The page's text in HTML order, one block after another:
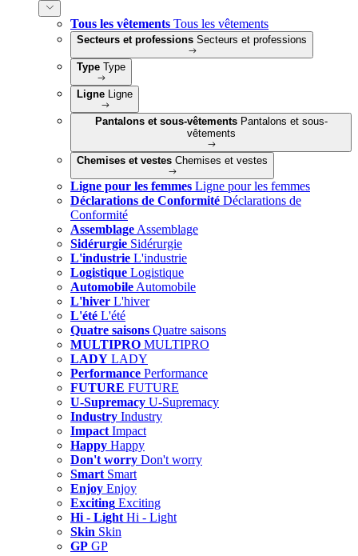
Tous les vêtements Tous les vêtements
Secteurs et professions Secteurs et professions
Type Type
Ligne Ligne
Pantalons et sous-vêtements Pantalons et sous-
vêtements
Chemises et vestes Chemises et vestes
Ligne pour les femmes Ligne pour les femmes
Déclarations de Conformité Déclarations de
Conformité
Assemblage Assemblage
Sidérurgie Sidérurgie
L'industrie L'industrie
Logistique Logistique
Automobile Automobile
L'hiver L'hiver
L'été L'été
Quatre saisons Quatre saisons
MULTIPRO MULTIPRO
LADY LADY
Performance Performance
FUTURE FUTURE
U-Supremacy U-Supremacy
Industry Industry
Impact Impact
Happy Happy
Don't worry Don't worry
Smart Smart
Enjoy Enjoy
Exciting Exciting
Hi - Light Hi - Light
Skin Skin
GP GP